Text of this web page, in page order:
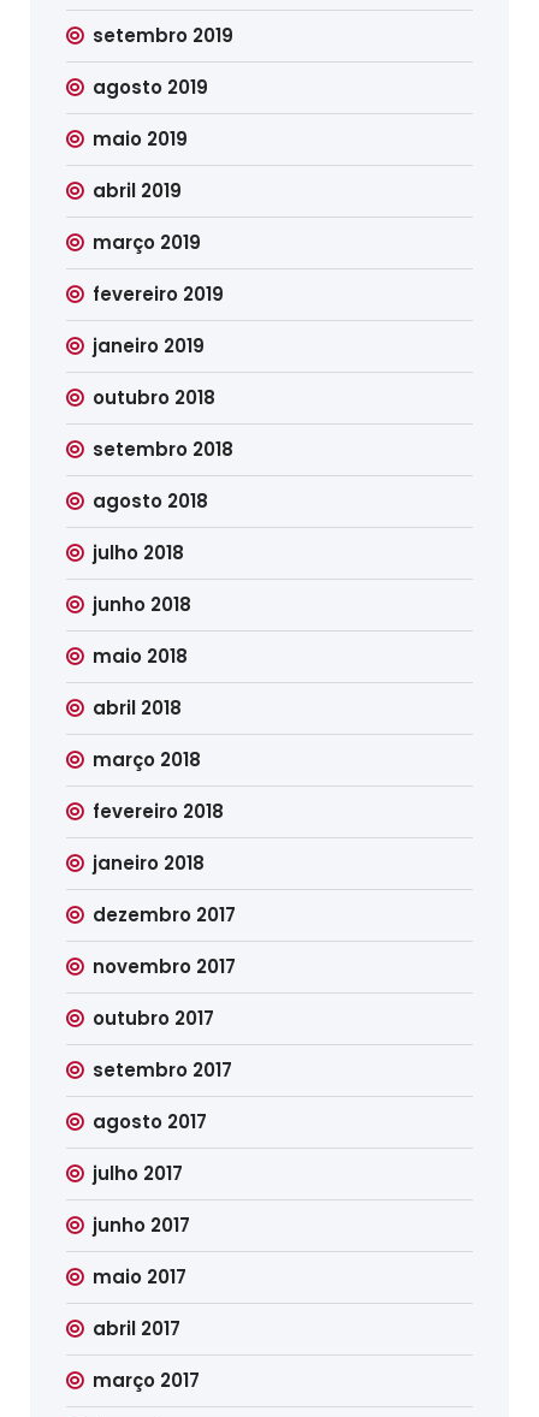
setembro 2019
agosto 2019
maio 2019
abril 2019
março 2019
fevereiro 2019
janeiro 2019
outubro 2018
setembro 2018
agosto 2018
julho 2018
junho 2018
maio 2018
abril 2018
março 2018
fevereiro 2018
janeiro 2018
dezembro 2017
novembro 2017
outubro 2017
setembro 2017
agosto 2017
julho 2017
junho 2017
maio 2017
abril 2017
março 2017